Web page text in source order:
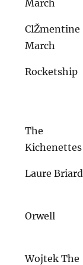
March
ClŽmentine
March
Rocketship
The
Kichenettes
Laure Briard
Orwell
Wojtek The